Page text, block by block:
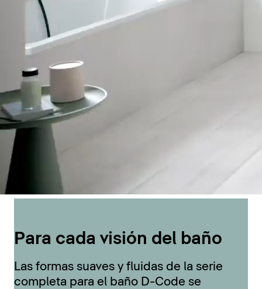
Para cada visión del baño
Las formas suaves y fluidas de la serie
completa para el baño D-Code se